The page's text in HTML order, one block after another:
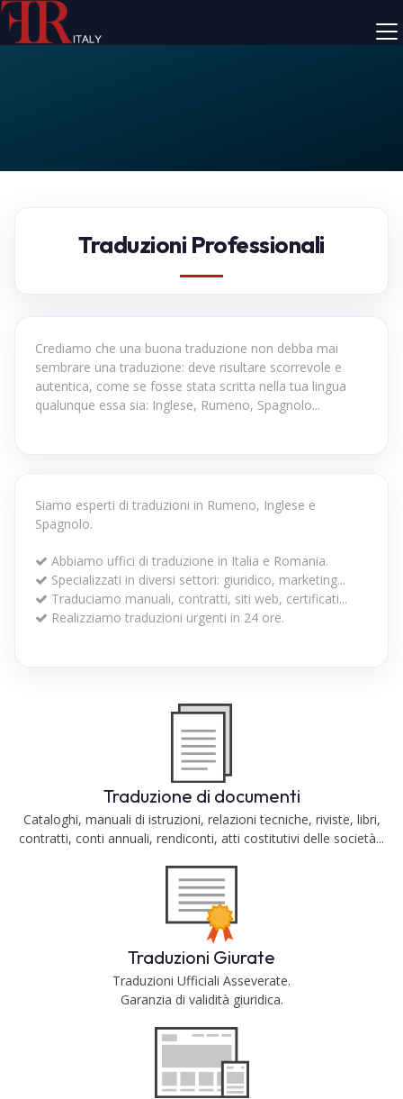
Traduzioni Professionali
Crediamo che una buona traduzione non debba mai
sembrare una traduzione: deve risultare scorrevole e
autentica, come se fosse stata scritta nella tua lingua
qualunque essa sia: Inglese, Rumeno, Spagnolo...
Siamo esperti di traduzioni in Rumeno, Inglese e
Spagnolo.
Abbiamo uffici di traduzione in Italia e Romania.
Specializzati in diversi settori: giuridico, marketing...
Traduciamo manuali, contratti, siti web, certificati...
Realizziamo traduzioni urgenti in 24 ore.
Traduzione di documenti
Cataloghi, manuali di istruzioni, relazioni tecniche, riviste, libri,
contratti, conti annuali, rendiconti, atti costitutivi delle società...
Traduzioni Giurate
Traduzioni Ufficiali Asseverate.
Garanzia di validità giuridica.